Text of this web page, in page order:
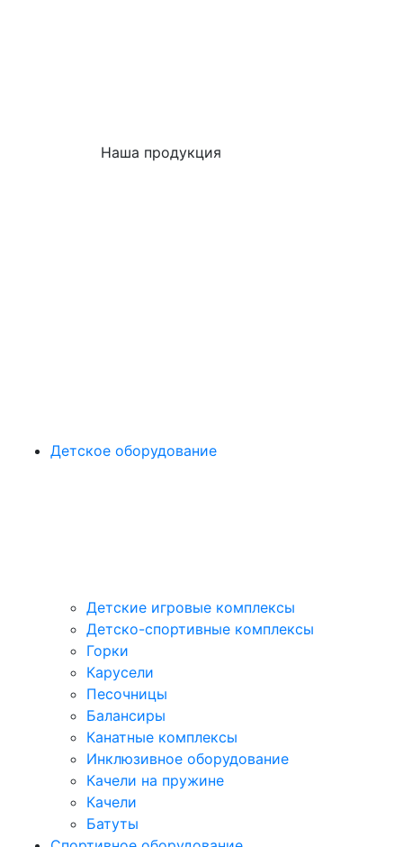
Наша продукция
Детское оборудование
Детские игровые комплексы
Детско-спортивные комплексы
Горки
Карусели
Песочницы
Балансиры
Канатные комплексы
Инклюзивное оборудование
Качели на пружине
Качели
Батуты